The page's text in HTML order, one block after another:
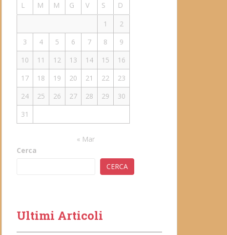
L
M M G V S
D
1
2
3
4 5 6 7 8
9
10
11 12 13 14 15
16
17
18 19 20 21 22
23
24
25 26 27 28 29
30
31
« Mar
Cerca
CERCA
Ultimi Articoli